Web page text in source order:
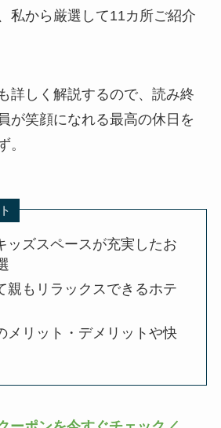
私から厳選して11カ所ご紹介
詳しく解説するので、読み終
が笑顔になれる最高の休日を
。
ッズスペースが充実したお
親もリラックスできるホテ
メリット・デメリットや快